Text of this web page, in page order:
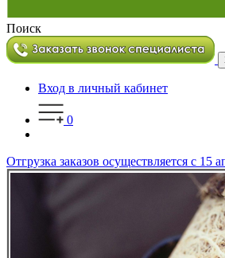
Поиск
Вход в личный кабинет
0
Отгрузка заказов осуществляется с 15